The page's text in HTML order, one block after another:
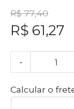
R$ 77,40
R$ 61,27
-
Calcular o